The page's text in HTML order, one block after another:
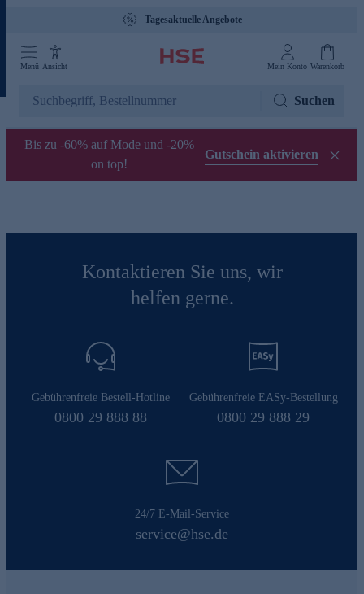
Tagesaktuelle Angebote
Menü Ansicht Mein Konto Warenkorb
Suchen
Bis zu -60% auf Mode und -20%
on top!
Gutschein aktivieren
Kontaktieren Sie uns, wir
helfen gerne.
Gebührenfreie Bestell-Hotline
0800 29 888 88
Gebührenfreie EASy-Bestellung
0800 29 888 29
24/7 E-Mail-Service
service@hse.de